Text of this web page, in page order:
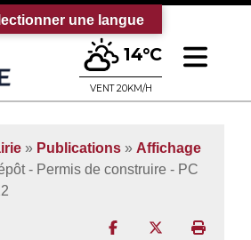
Bienvenue sur le site officiel de la
14°C
VENT 20KM/H
» Publications » Affichage
- Permis de construire - PC
Partager surPartager sur
une langue